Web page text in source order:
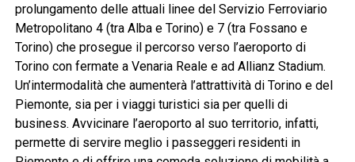
prolungamento delle attuali linee del Servizio Ferroviario
Metropolitano 4 (tra Alba e Torino) e 7 (tra Fossano e
Torino) che prosegue il percorso verso l’aeroporto di
Torino con fermate a Venaria Reale e ad Allianz Stadium.
Un’intermodalità che aumenterà l’attrattività di Torino e del
Piemonte, sia per i viaggi turistici sia per quelli di
business. Avvicinare l’aeroporto al suo territorio, infatti,
permette di servire meglio i passeggeri residenti in